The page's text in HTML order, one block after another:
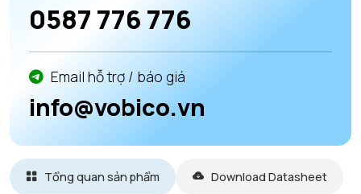
0587 776 776
Email hỗ trợ / báo giá
info@vobico.vn
Tổng quan sản phẩm Download Datasheet